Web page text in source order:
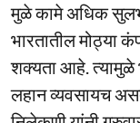
मुळे कामे अधिक सुलभ
भारतातील मोठ्या
शक्यता आहे. त्यामुळे
लहान व्यवसायच